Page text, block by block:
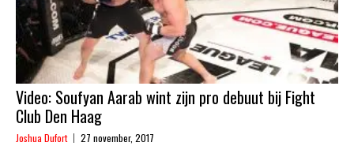
Video: Soufyan Aarab wint zijn pro debuut bij Fight
Club Den Haag
Joshua Dufort 27 november, 2017